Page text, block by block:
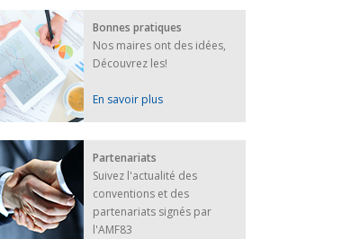
FEUILLETER
Bonnes pratiques
Nos maires ont des idées,
Découvrez les!
En savoir plus
Partenariats
Suivez l'actualité des
conventions et des
partenariats signés par
l'AMF83